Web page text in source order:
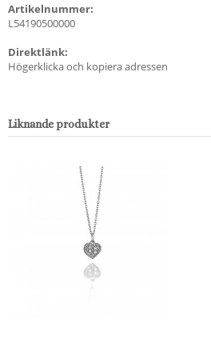
Artikelnummer:
L54190500000
Direktlänk:
Högerklicka och kopiera adressen
Liknande produkter